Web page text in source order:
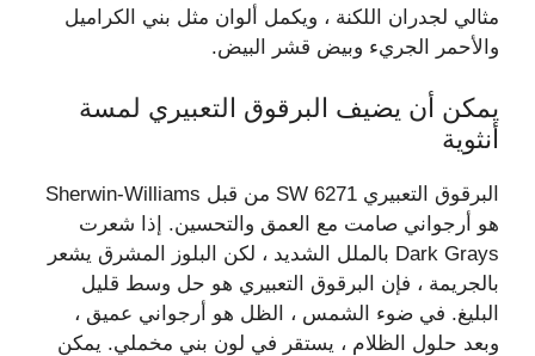
مثالي لجدران اللكنة ، ويكمل ألوان مثل بني الكراميل
والأحمر الجريء وبيض قشر البيض.
يمكن أن يضيف البرقوق التعبيري لمسة
أنثوية
البرقوق التعبيري SW 6271 من قبل Sherwin-Williams
هو أرجواني صامت مع العمق والتحسين. إذا شعرت
Dark Grays بالملل الشديد ، لكن البلوز المشرق يشعر
بالجريمة ، فإن البرقوق التعبيري هو حل وسط قليل
البليغ. في ضوء الشمس ، الظل هو أرجواني عميق ،
وبعد حلول الظلام ، يستقر في لون بني مخملي. يمكن